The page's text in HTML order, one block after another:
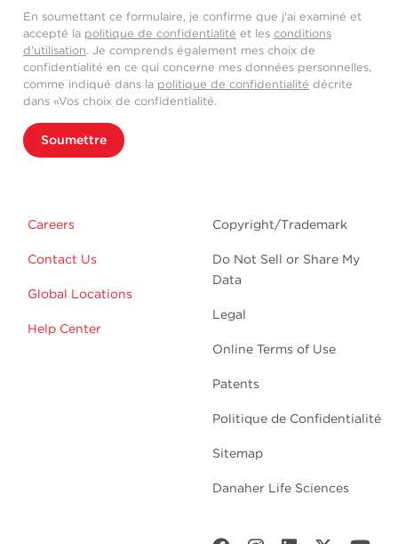
En soumettant ce formulaire, je confirme que j'ai examiné et
accepté la politique de confidentialité et les conditions
d'utilisation. Je comprends également mes choix de
confidentialité en ce qui concerne mes données personnelles,
comme indiqué dans la politique de confidentialité décrite
dans «Vos choix de confidentialité.
Soumettre
Careers
Contact Us
Global Locations
Help Center
Copyright/Trademark
Do Not Sell or Share My
Data
Legal
Online Terms of Use
Patents
Politique de Confidentialité
Sitemap
Danaher Life Sciences